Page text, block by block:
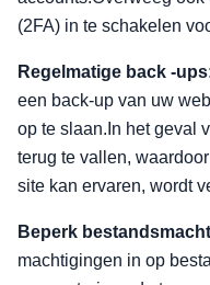
(2FA) in te schakelen
Regelmatige back -
een back-up van uw
op te slaan.In het geval
terug te vallen,
site kan ervaren, wordt
Beperk
machtigingen in op